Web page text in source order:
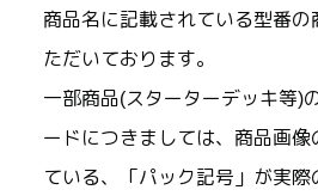
商品名に記載されている型番の
ただいております。
一部商品(スターターデッキ等)
ードにつきましては、商品画
ている、「パック記号」が実